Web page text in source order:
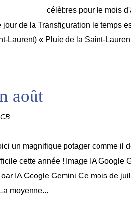
célèbres pour le mois
jour de la Transfiguration le temps
Laurent) « Pluie de la Saint-
août
un magnifique potager comme il
cette année ! Image IA Google
IA Google Gemini Ce mois de
moyenne...